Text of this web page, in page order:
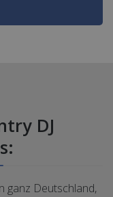
DJ
ganz Deutschland,